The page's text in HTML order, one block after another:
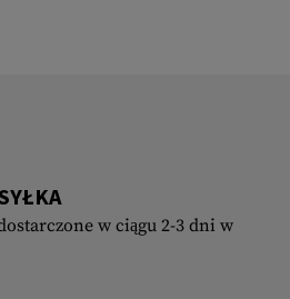
w ciągu 2-3 dni w